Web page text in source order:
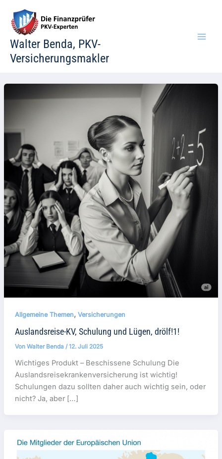
Inhalt
springen
Walter Benda, PKV-
Versicherungsmakler
Allgemeine Themen, Versicherungen
Auslandsreise-KV, Schulung und Lügen, drölf!1!
Von Walter Benda /12. Juli 2025
Wichtiges Produkt – Beschissene Schulung Die
Auslandsreisekrankenversicherung ist wichtig!
Schulungen dazu sollten daher auch wichtig sein, oder
nicht? Ja, aber […]